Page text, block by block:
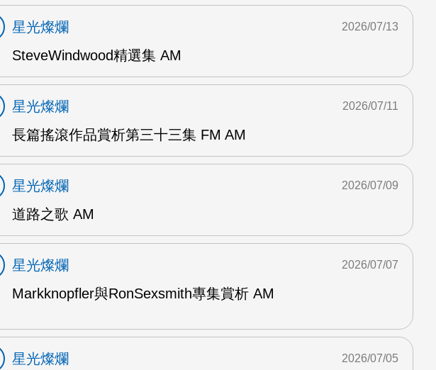
星光燦爛
SteveWindwood精選集 AM
2026/07/13
星光燦爛
長篇搖滾作品賞析第三十三集 FM AM
2026/07/11
星光燦爛
道路之歌 AM
2026/07/09
星光燦爛
Markknopfler與RonSexsmith專集賞析 AM
2026/07/07
星光燦爛
2026/07/05